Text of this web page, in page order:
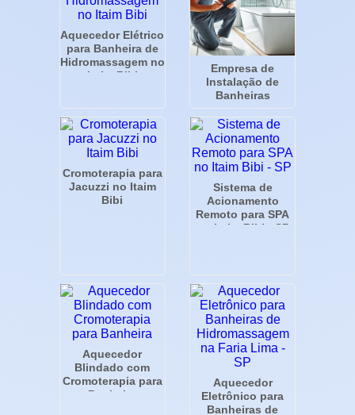
Aquecedor Elétrico
para Banheira de
Hidromassagem no
Itaim Bibi
Empresa de
Instalação de
Banheiras
Cromoterapia para
Jacuzzi no Itaim
Bibi
Sistema de
Acionamento
Remoto para SPA
no Itaim Bibi - SP
Aquecedor
Blindado com
Cromoterapia para
Banheira
Aquecedor
Eletrônico para
Banheiras de